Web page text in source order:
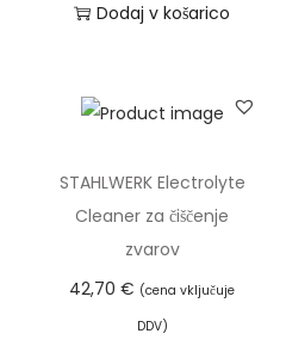
Dodaj v košarico
STAHLWERK Electrolyte
Cleaner za čiščenje
zvarov
42,70€ (cena vključuje
DDV)